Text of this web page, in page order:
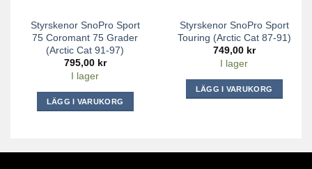
Styrskenor SnoPro Sport
75 Coromant 75 Grader
(Arctic Cat 91-97)
795,00 kr
I lager
LÄGG I VARUKORG
Styrskenor SnoPro Sport
Touring (Arctic Cat 87-91)
749,00 kr
I lager
LÄGG I VARUKORG